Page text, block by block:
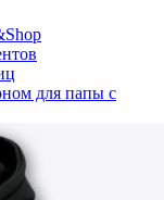
для папы с